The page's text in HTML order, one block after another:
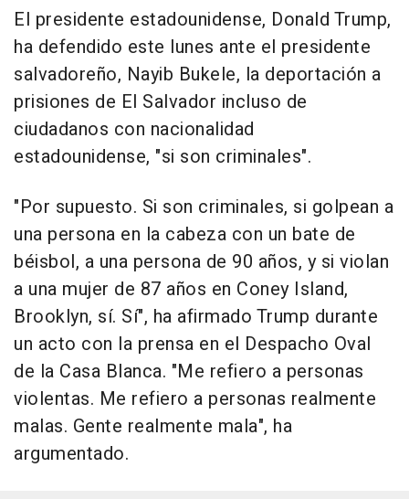
El presidente estadounidense, Donald Trump,
ha defendido este lunes ante el presidente
salvadoreño, Nayib Bukele, la deportación a
prisiones de El Salvador incluso de
ciudadanos con nacionalidad
estadounidense, "si son criminales".
"Por supuesto. Si son criminales, si golpean a
una persona en la cabeza con un bate de
béisbol, a una persona de 90 años, y si violan
a una mujer de 87 años en Coney Island,
Brooklyn, sí. Sí", ha afirmado Trump durante
un acto con la prensa en el Despacho Oval
de la Casa Blanca. "Me refiero a personas
violentas. Me refiero a personas realmente
malas. Gente realmente mala", ha
argumentado.